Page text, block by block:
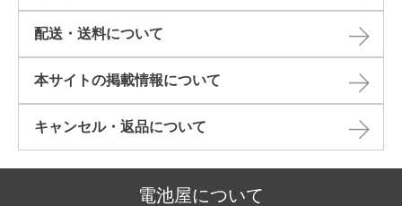
配送・送料について
本サイトの掲載情報について​
キャンセル・返品について​
電池屋について